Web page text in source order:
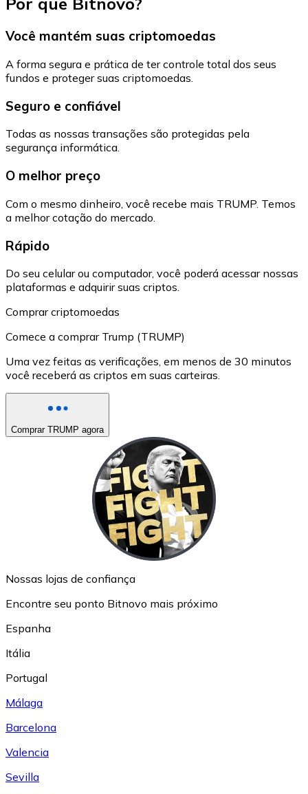
Você mantém suas criptomoedas
A forma segura e prática de ter controle total dos seus
fundos e proteger suas criptomoedas.
Seguro e confiável
Todas as nossas transações são protegidas pela
segurança informática.
O melhor preço
Com o mesmo dinheiro, você recebe mais TRUMP. Temos
a melhor cotação do mercado.
Rápido
Do seu celular ou computador, você poderá acessar nossas
plataformas e adquirir suas criptos.
Comprar criptomoedas
Comece a comprar Trump (TRUMP)
Uma vez feitas as verificações, em menos de 30 minutos
você receberá as criptos em suas carteiras.
Comprar TRUMP agora
Nossas lojas de confiança
Encontre seu ponto Bitnovo mais próximo
Espanha
Itália
Portugal
Málaga
Barcelona
Valencia
Sevilla